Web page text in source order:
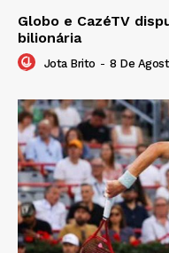
Globo e CazéTV
bilionária
Jota Brito - 8 De